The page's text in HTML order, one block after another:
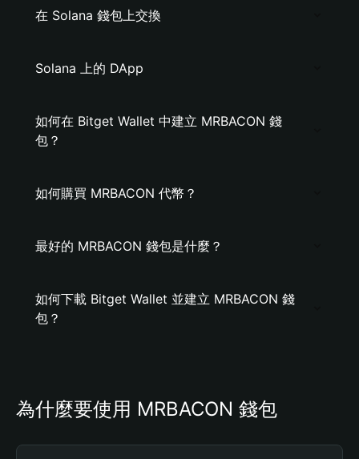
在 Solana 錢包上交換
Solana 上的 DApp
如何在 Bitget Wallet 中建立 MRBACON 錢
包？
如何購買 MRBACON 代幣？
最好的 MRBACON 錢包是什麼？
如何下載 Bitget Wallet 並建立 MRBACON 錢
包？
為什麼要使用 MRBACON 錢包